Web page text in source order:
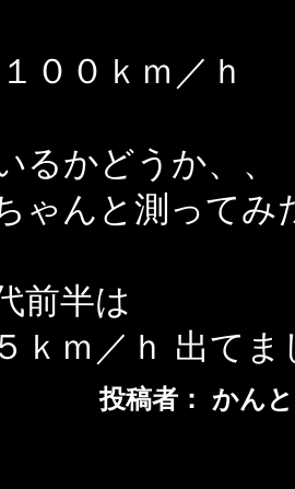
００ｋｍ／ｈ
るかどうか、、
ゃんと測ってみ
前半は
ｋｍ／ｈ 出て
投稿者： かん